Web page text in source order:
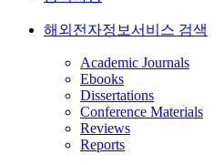
해외전자정보서비스 검색
Academic Journals
Ebooks
Dissertations
Conference Materials
Reviews
Reports